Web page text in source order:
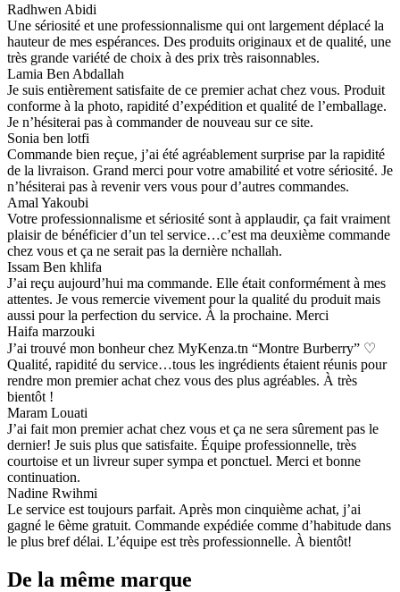
Radhwen Abidi
Une sériosité et une professionnalisme qui ont largement déplacé la
hauteur de mes espérances. Des produits originaux et de qualité, une
très grande variété de choix à des prix très raisonnables.
Lamia Ben Abdallah
Je suis entièrement satisfaite de ce premier achat chez vous. Produit
conforme à la photo, rapidité d’expédition et qualité de l’emballage.
Je n’hésiterai pas à commander de nouveau sur ce site.
Sonia ben lotfi
Commande bien reçue, j’ai été agréablement surprise par la rapidité
de la livraison. Grand merci pour votre amabilité et votre sériosité. Je
n’hésiterai pas à revenir vers vous pour d’autres commandes.
Amal Yakoubi
Votre professionnalisme et sériosité sont à applaudir, ça fait vraiment
plaisir de bénéficier d’un tel service…c’est ma deuxième commande
chez vous et ça ne serait pas la dernière nchallah.
Issam Ben khlifa
J’ai reçu aujourd’hui ma commande. Elle était conformément à mes
attentes. Je vous remercie vivement pour la qualité du produit mais
aussi pour la perfection du service. À la prochaine. Merci
Haifa marzouki
J’ai trouvé mon bonheur chez MyKenza.tn “Montre Burberry” ♡
Qualité, rapidité du service…tous les ingrédients étaient réunis pour
rendre mon premier achat chez vous des plus agréables. À très
bientôt !
Maram Louati
J’ai fait mon premier achat chez vous et ça ne sera sûrement pas le
dernier! Je suis plus que satisfaite. Équipe professionnelle, très
courtoise et un livreur super sympa et ponctuel. Merci et bonne
continuation.
Nadine Rwihmi
Le service est toujours parfait. Après mon cinquième achat, j’ai
gagné le 6ème gratuit. Commande expédiée comme d’habitude dans
le plus bref délai. L’équipe est très professionnelle. À bientôt!
De la même marque